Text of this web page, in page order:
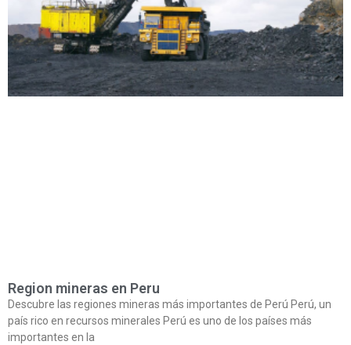
Region mineras en Peru
Descubre las regiones mineras más importantes de Perú Perú, un
país rico en recursos minerales Perú es uno de los países más
importantes en la